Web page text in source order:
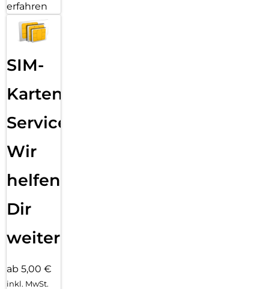
erfahren
SIM-
Karten
Service:
Wir
helfen
Dir
weiter
ab 5,00 €
inkl. MwSt.